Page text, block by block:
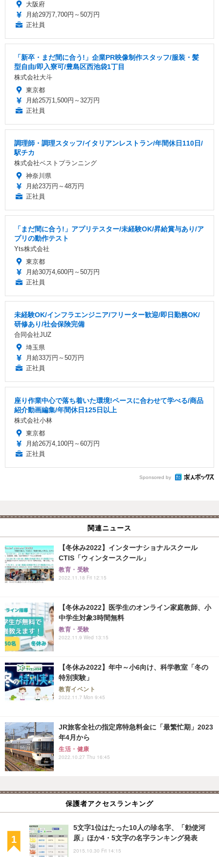
大阪府
月給29万7,700円～50万円
正社員
「新卒・まだ間に合う!」企業PR映像制作スタッフ/服装・髪
型自由/即入寮可/豊島区西池袋1丁目
株式会社大斗
東京都
月給25万1,500円～32万円
正社員
調理師・調理スタッフ/イタリアンレストラン/年間休日110日/
駅チカ
株式会社ベストプランニング
神奈川県
月給23万円～48万円
正社員
「まだ間に合う!」アプリテスター/未経験OK/昇給賞与あり/ア
プリの動作テスト
Yts株式会社
東京都
月給30万4,600円～50万円
正社員
未経験OK/インフラエンジニア/フリーター歓迎/即日勤務OK/
研修あり/社会保険完備
合同会社JUZ
埼玉県
月給33万円～50万円
正社員
座り作業中心で落ち着いた環境!ペースに合わせて学べる/商品
紹介動画編集/年間休日125日以上
株式会社小林
東京都
月給26万4,100円～60万円
正社員
Sponsored by
関連ニュース
【冬休み2022】インターナショナルスクール
CTIS「ウィンタースクール」
教育・受験
2022.11.18 Fri 12:15
【冬休み2022】医学生のオンライン家庭教師、小
中学生対象3時間無料
教育・受験
2022.11.9 Wed 13:15
【冬休み2022】年中～小6向け、科学教室「冬の
特別実験」
教育イベント
2022.11.7 Mon 9:45
JR旅客全社の指定席特急料金に「最繁忙期」2023
年4月から
生活・健康
2022.10.27 Thu 16:45
保護者アクセスランキング
5文字1位はたった10人の珍名字、「勅使河
原」ほか4・5文字の名字ランキング発表
2015.10.30 Fri 14:15